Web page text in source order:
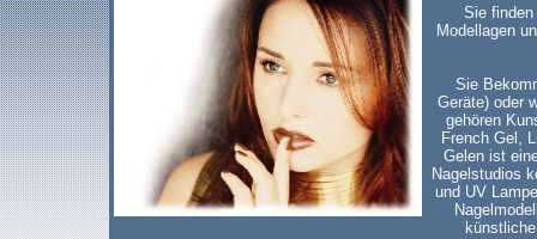
Sie
Modellagen
Sie
Geräte) oder
gehören
French Gel,
Gelen ist
Nagelstudios
und UV